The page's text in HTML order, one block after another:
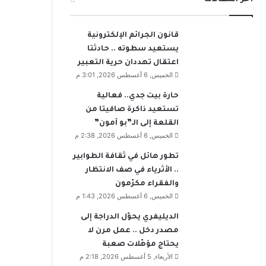
قانون الجرائم الإلكترونية
يستعيد سطوته .. حادثتا
اعتقال تهددان حرية التعبير
الخميس, 6 أغسطس 2026, 3:01 م
حارة بيت جدي.. فعالية
تستعيد ذاكرة صافيتا من
القلعة إلى الـ”بو آمون”
الخميس, 6 أغسطس 2026, 2:38 م
تطور هائل في ثقافة الطوابير
.. الأثرياء في صف الانتظار
والفقراء مكرّمون
الخميس, 6 أغسطس 2026, 1:43 م
الديليفري يحوّل الدراجة إلى
مصدر دخل .. عمل مرن لا
يحتاج مؤهّلات صعبة
الأربعاء, 5 أغسطس 2026, 2:18 م